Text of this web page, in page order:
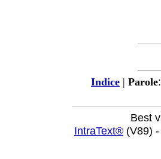
Indice | Parole:
Best
IntraText® (V89)